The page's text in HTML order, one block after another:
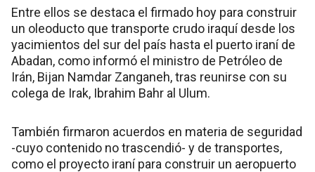
Entre ellos se destaca el firmado hoy para construir
un oleoducto que transporte crudo iraquí desde los
yacimientos del sur del país hasta el puerto iraní de
Abadan, como informó el ministro de Petróleo de
Irán, Bijan Namdar Zanganeh, tras reunirse con su
colega de Irak, Ibrahim Bahr al Ulum.
También firmaron acuerdos en materia de seguridad
-cuyo contenido no trascendió- y de transportes,
como el proyecto iraní para construir un aeropuerto